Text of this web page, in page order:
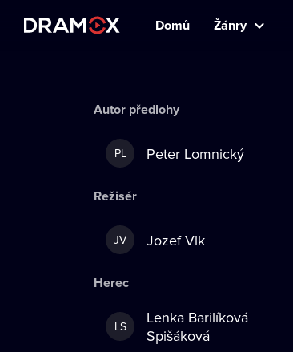
Domů Žánry
Autor předlohy
PL Peter Lomnický
Režisér
JV Jozef Vlk
Herec
LS
Lenka Barilíková
Spišáková